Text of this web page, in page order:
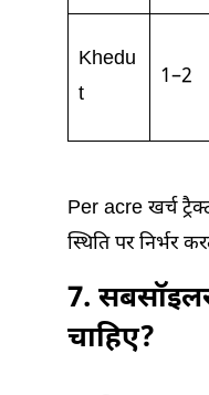
Khedu
t
1–2
Per acre खर्च
स्थिति पर निर्भर
7.
चाहिए?